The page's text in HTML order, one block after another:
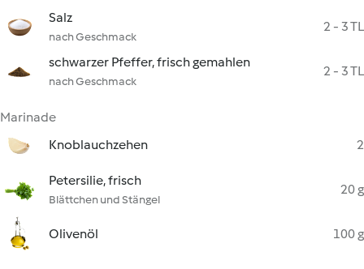
Salz
nach Geschmack
2 - 3 TL
schwarzer Pfeffer, frisch gemahlen
nach Geschmack
2 - 3 TL
Marinade
Knoblauchzehen
2
Petersilie, frisch
Blättchen und Stängel
20 g
Olivenöl 100 g